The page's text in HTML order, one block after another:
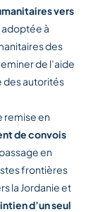
vers
adoptée à
des
de l’aide
des autorités
remise en
de convois
en
frontières
la Jordanie et
d’un seul